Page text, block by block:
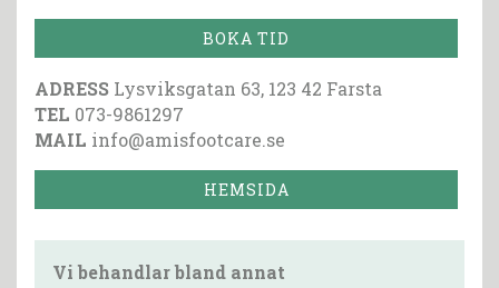
BOKA TID
ADRESS Lysviksgatan 63, 123 42 Farsta
TEL 073-9861297
MAIL info@amisfootcare.se
HEMSIDA
Vi behandlar bland annat